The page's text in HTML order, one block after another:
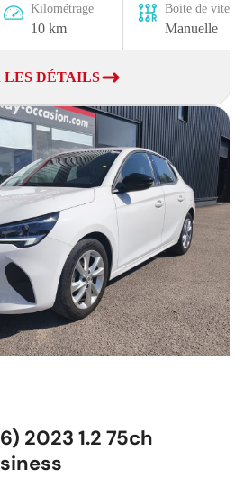
Kilométrage
10 km
Boite de vitesse
Manuelle
LES DÉTAILS
2023 1.2 75ch